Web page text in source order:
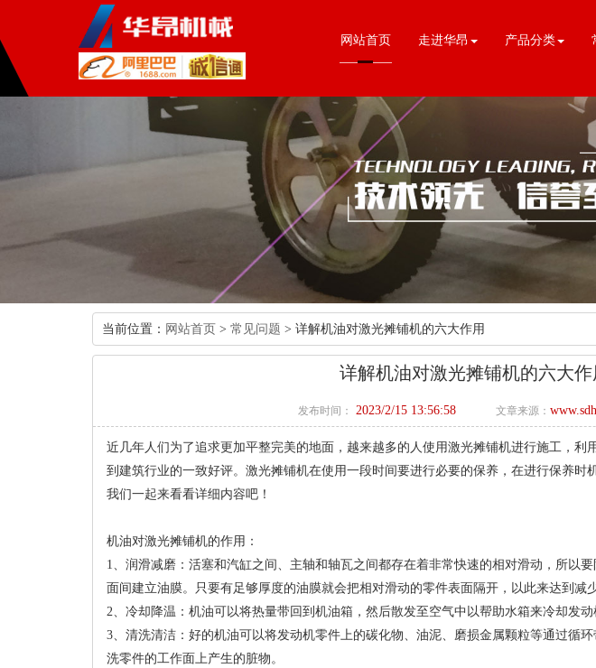
网站首页 走进华昂 产品分类
当前位置： 网站首页 > 常见问题 > 详解机油对激光摊铺机的六大作用
详解机油对激光摊铺机的六大作
发布时间： 2023/2/15 13:56:58 文章来源：
近几年人们为了追求更加平整完美的地面，越来越多的人使用激光摊铺机进行施工，利
到建筑行业的一致好评。激光摊铺机在使用一段时间要进行必要的保养，在进行保养时
我们一起来看看详细内容吧！
机油对激光摊铺机的作用：
1、润滑减磨：活塞和汽缸之间、主轴和轴瓦之间都存在着非常快速的相对滑动，所以
面间建立油膜。只要有足够厚度的油膜就会把相对滑动的零件表面隔开，以此来达到减
2、冷却降温：机油可以将热量带回到机油箱，然后散发至空气中以帮助水箱来冷却发动
3、清洗清洁：好的机油可以将发动机零件上的碳化物、油泥、磨损金属颗粒等通过循
洗零件的工作面上产生的脏物。